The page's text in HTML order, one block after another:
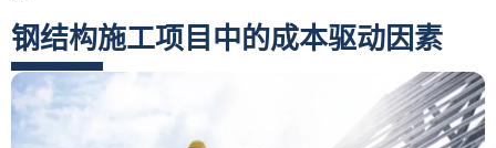
钢结构施工项目中的成本驱动因素